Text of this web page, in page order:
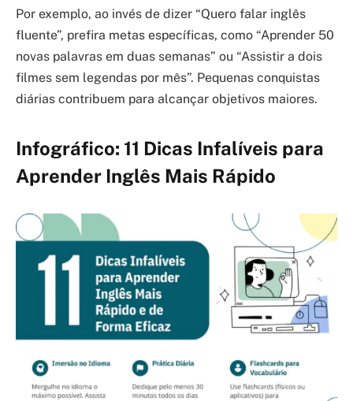
Por exemplo, ao invés de dizer “Quero falar inglês
fluente”, prefira metas específicas, como “Aprender 50
novas palavras em duas semanas” ou “Assistir a dois
filmes sem legendas por mês”. Pequenas conquistas
diárias contribuem para alcançar objetivos maiores.
Infográfico: 11 Dicas Infalíveis para
Aprender Inglês Mais Rápido